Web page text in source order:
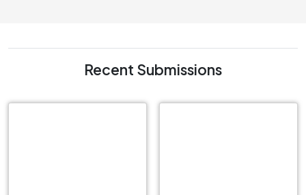
Recent Submissions